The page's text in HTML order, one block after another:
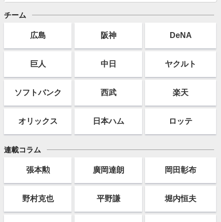
チーム
広島 阪神 DeNA
巨人 中日 ヤクルト
ソフトバンク 西武 楽天
オリックス 日本ハム ロッテ
連載コラム
張本勲 廣岡達朗 岡田彰布
野村克也 平野謙 堀内恒夫